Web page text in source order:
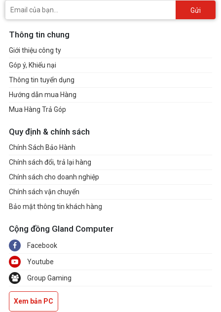
Gửi
Thông tin chung
Giới thiệu công ty
Góp ý, Khiếu nại
Thông tin tuyển dụng
Hướng dẫn mua Hàng
Mua Hàng Trả Góp
Quy định & chính sách
Chính Sách Bảo Hành
Chính sách đổi, trả lại hàng
Chính sách cho doanh nghiệp
Chính sách vận chuyển
Bảo mật thông tin khách hàng
Cộng đồng Gland Computer
Facebook
Youtube
Group Gaming
Xem bản PC